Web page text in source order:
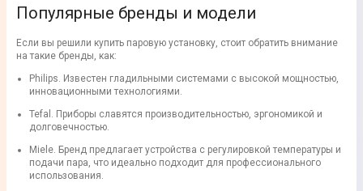
Популярные бренды и модели
Если вы решили купить паровую установку, стоит обратить внимание
на такие бренды, как:
Philips. Известен гладильными системами с высокой мощностью,
инновационными технологиями.
Tefal. Приборы славятся производительностью, эргономикой и
долговечностью.
Miele. Бренд предлагает устройства с регулировкой температуры и
подачи пара, что идеально подходит для профессионального
использования.